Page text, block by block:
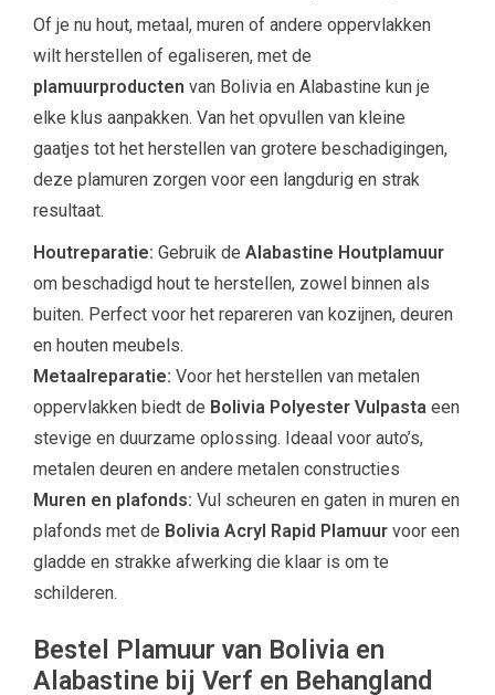
Of je nu hout, metaal, muren of andere oppervlakken
wilt herstellen of egaliseren, met de
plamuurproducten van Bolivia en Alabastine kun je
elke klus aanpakken. Van het opvullen van kleine
gaatjes tot het herstellen van grotere beschadigingen,
deze plamuren zorgen voor een langdurig en strak
resultaat.
Houtreparatie: Gebruik de Alabastine Houtplamuur
om beschadigd hout te herstellen, zowel binnen als
buiten. Perfect voor het repareren van kozijnen, deuren
en houten meubels.
Metaalreparatie: Voor het herstellen van metalen
oppervlakken biedt de Bolivia Polyester Vulpasta een
stevige en duurzame oplossing. Ideaal voor auto’s,
metalen deuren en andere metalen constructies
Muren en plafonds: Vul scheuren en gaten in muren en
plafonds met de Bolivia Acryl Rapid Plamuur voor een
gladde en strakke afwerking die klaar is om te
schilderen.
Bestel Plamuur van Bolivia en
Alabastine bij Verf en Behangland